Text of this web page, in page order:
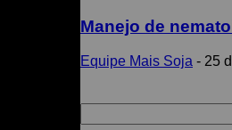
Manejo de
Equipe Mais Soja - 25